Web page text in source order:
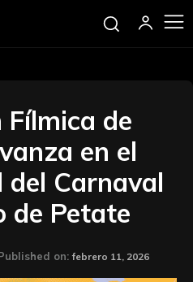
Fílmica de
en el
Carnaval
de Petate
on: febrero 11, 2026